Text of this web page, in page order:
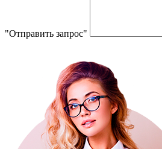
"Отправить запрос"